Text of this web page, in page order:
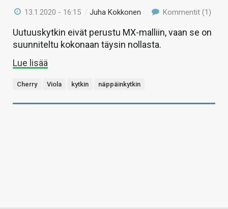
13.1.2020 - 16:15 /Juha Kokkonen Kommentit (1)
Uutuuskytkin eivät perustu MX-malliin, vaan se on
suunniteltu kokonaan täysin nollasta.
Lue lisää
Cherry Viola kytkin näppäinkytkin